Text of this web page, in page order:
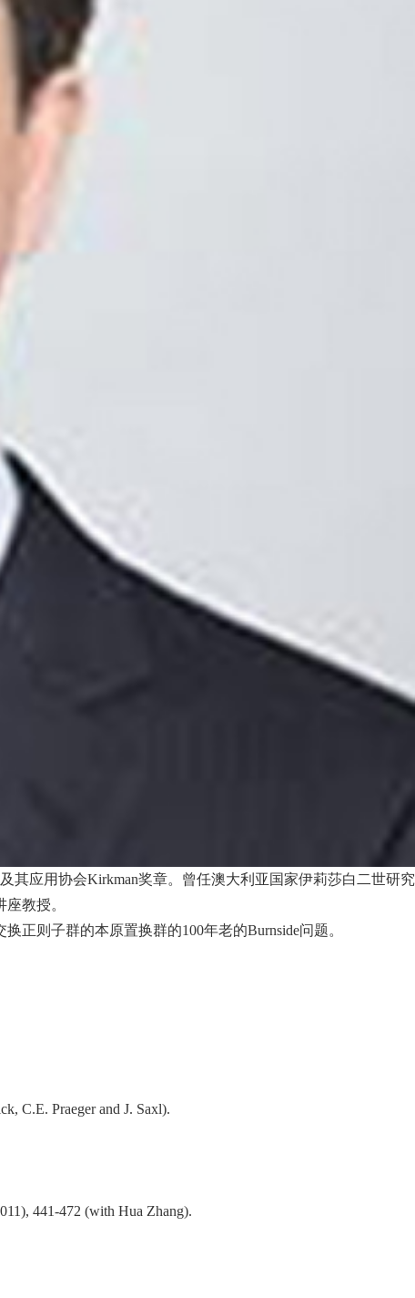
其应用协会Kirkman奖章。曾任澳大利亚国家伊莉莎白二世研究
教授。
正则子群的本原置换群的100年老的Burnside问题。
C.E. Praeger and J. Saxl).
441-472 (with Hua Zhang).